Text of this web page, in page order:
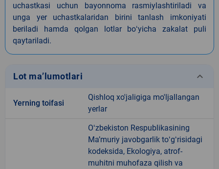
uchastkasi uchun bayonnoma rasmiylashtiriladi va
unga yer uchastkalaridan birini tanlash imkoniyati
beriladi hamda qolgan lotlar boʻyicha zakalat puli
qaytariladi.
Lot ma’lumotlari keyboard_arrow_down
Yerning toifasi
Qishloq xo'jaligiga mo'ljallangan
yerlar
Oʻzbekiston Respublikasining
Maʼmuriy javobgarlik toʻgʻrisidagi
kodeksida, Ekologiya, atrof-
muhitni muhofaza qilish va